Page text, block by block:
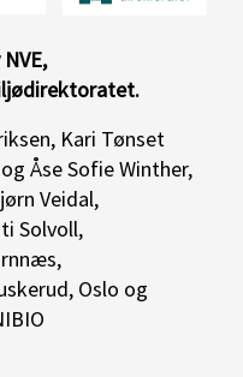
Kari Tønset
Åse Sofie Winther,
Veidal,
Solvoll,
Oslo og